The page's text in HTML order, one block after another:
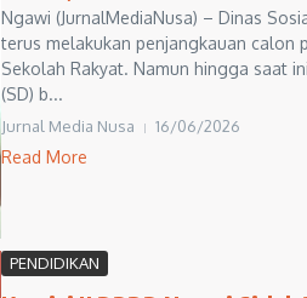
Ngawi (JurnalMediaNusa) – Dinas
terus melakukan penjangkauan calon
Sekolah Rakyat. Namun hingga saat
(SD) b...
Jurnal Media Nusa 16/06/2026
Read More
PENDIDIKAN